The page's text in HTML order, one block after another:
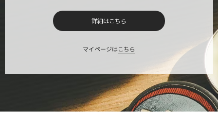
詳細はこちら
マイページはこちら